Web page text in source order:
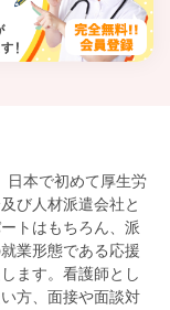
日本で初めて厚生労
び人材派遣会社と
トはもちろん、派
業形態である応援
ます。看護師とし
方、面接や面談対